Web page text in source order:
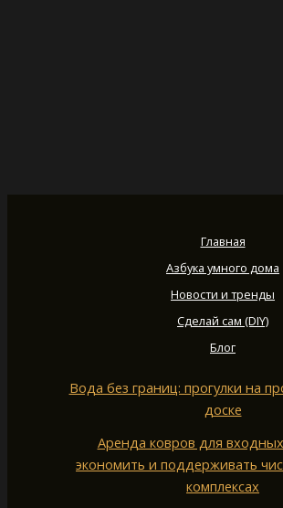
Главная
Азбука умного дома
Новости и тренды
Сделай сам (DIY)
Блог
Вода без границ: прогулки на
доске
Аренда ковров для входных
экономить и поддерживать
комплексах